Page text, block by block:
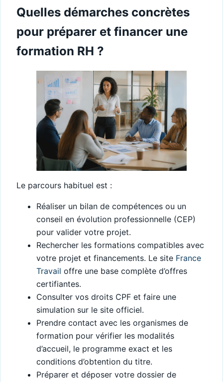
Quelles démarches concrètes
pour préparer et financer une
formation RH ?
Le parcours habituel est :
Réaliser un bilan de compétences ou un
conseil en évolution professionnelle (CEP)
pour valider votre projet.
Rechercher les formations compatibles avec
votre projet et financements. Le site France
Travail offre une base complète d’offres
certifiantes.
Consulter vos droits CPF et faire une
simulation sur le site officiel.
Prendre contact avec les organismes de
formation pour vérifier les modalités
d’accueil, le programme exact et les
conditions d’obtention du titre.
Préparer et déposer votre dossier de